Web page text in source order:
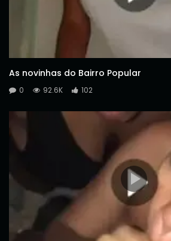
As novinhas do Bairro Popular
0 92.6K 102